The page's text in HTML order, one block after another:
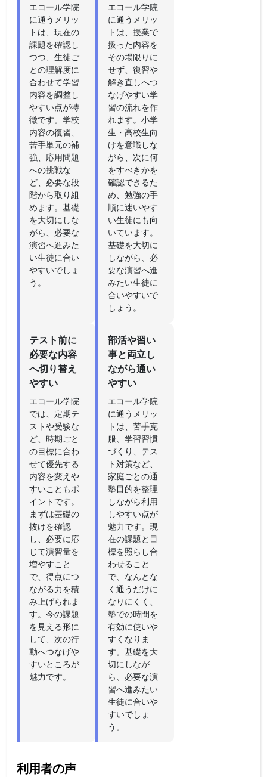
エコール学院
に通うメリッ
トは、現在の
課題を確認し
つつ、生徒ご
との理解度に
合わせて学習
内容を調整し
やすい点が特
徴です。学校
内容の復習、
苦手単元の補
強、応用問題
への挑戦な
ど、必要な段
階から取り組
めます。基礎
を大切にしな
がら、必要な
演習へ進みた
い生徒に合い
やすいでしょ
う。
エコール学院
に通うメリッ
トは、授業で
扱った内容を
その場限りに
せず、復習や
解き直しへつ
なげやすい学
習の流れを作
れます。小学
生・高校生向
けを意識しな
がら、次に何
をすべきかを
確認できるた
め、勉強の手
順に迷いやす
い生徒にも向
いています。
基礎を大切に
しながら、必
要な演習へ進
みたい生徒に
合いやすいで
しょう。
テスト前に
必要な内容
へ切り替え
やすい
エコール学院
では、定期テ
ストや受験な
ど、時期ごと
の目標に合わ
せて優先する
内容を変えや
すいこともポ
イントです。
まずは基礎の
抜けを確認
し、必要に応
じて演習量を
増やすこと
で、得点につ
ながる力を積
み上げられま
す。今の課題
を見える形に
して、次の行
動へつなげや
すいところが
魅力です。
部活や習い
事と両立し
ながら通い
やすい
エコール学院
に通うメリッ
トは、苦手克
服、学習習慣
づくり、テス
ト対策など、
家庭ごとの通
塾目的を整理
しながら利用
しやすい点が
魅力です。現
在の課題と目
標を照らし合
わせること
で、なんとな
く通うだけに
なりにくく、
塾での時間を
有効に使いや
すくなりま
す。基礎を大
切にしなが
ら、必要な演
習へ進みたい
生徒に合いや
すいでしょ
う。
利用者の声